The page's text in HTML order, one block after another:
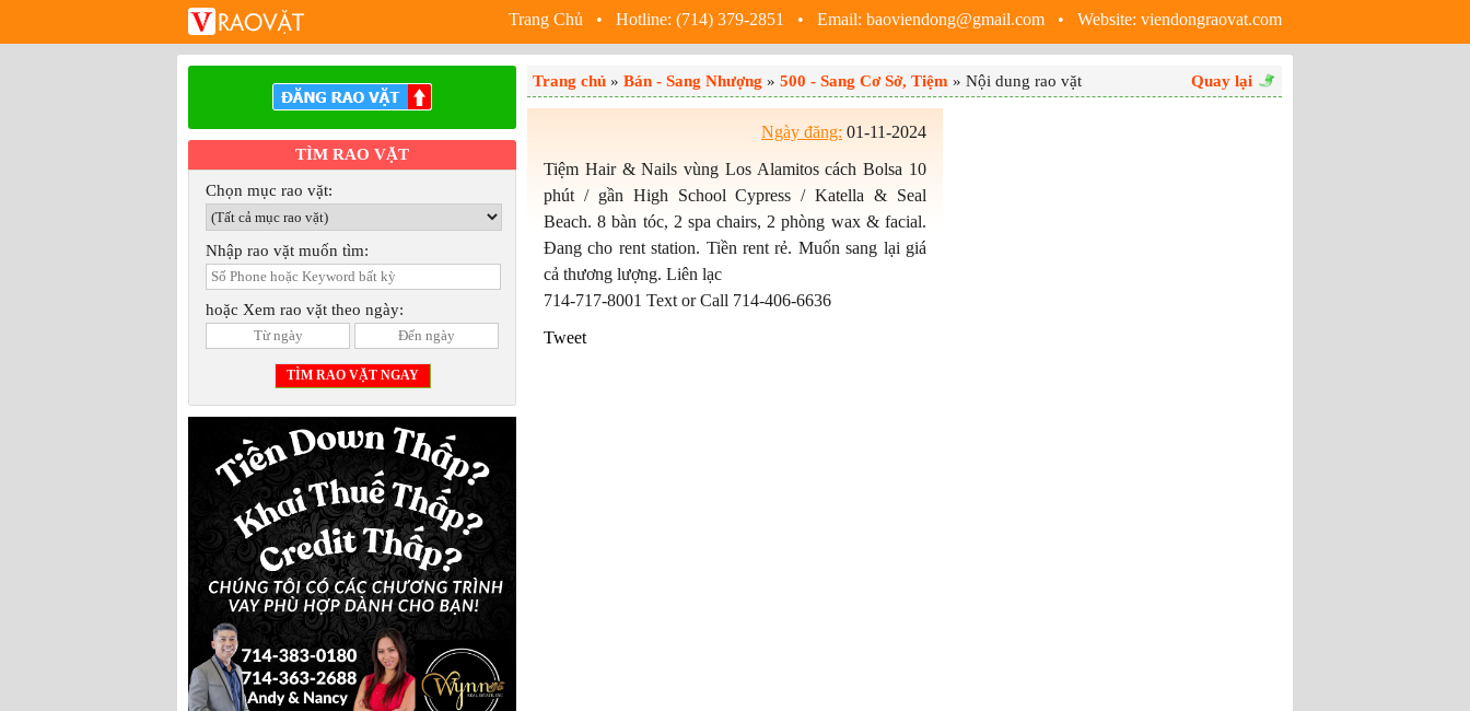
Trang Chủ • Hotline: (714) 379-2851 • Email: baoviendong@gmail.com • Website: viendongraovat.com
TÌM RAO VẶT
Chọn mục rao vặt:
Nhập rao vặt muốn tìm:
hoặc Xem rao vặt theo ngày:
Trang chủ » Bán - Sang Nhượng » 500 - Sang Cơ Sở, Tiệm » Nội dung rao vặt Quay lại
Ngày đăng: 01-11-2024
Tiệm Hair & Nails vùng Los Alamitos cách Bolsa 10
phút / gần High School Cypress / Katella & Seal
Beach. 8 bàn tóc, 2 spa chairs, 2 phòng wax & facial.
Đang cho rent station. Tiền rent rẻ. Muốn sang lại giá
cả thương lượng. Liên lạc
714-717-8001 Text or Call 714-406-6636
Tweet